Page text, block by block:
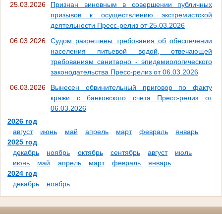
25.03.2026
Признан виновным в совершении публичных
призывов к осуществлению экстремистской
деятельности Пресс-релиз от 25.03.2026
06.03.2026
Судом разрешены требования об обеспечении
населения питьевой водой, отвечающей
требованиям санитарно - эпидемиологического
законодательства Пресс-релиз от 06.03.2026
06.03.2026
Вынесен обвинительный приговор по факту
кражи с банковского счета Пресс-релиз от
06.03.2026
2026 год
август
июнь май апрель март февраль
январь
2025 год
декабрь
ноябрь октябрь сентябрь август
июль
июнь
май апрель март февраль
январь
2024 год
декабрь
ноябрь